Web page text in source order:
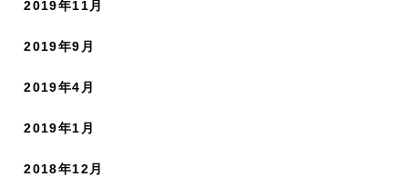
2019年11月
2019年9月
2019年4月
2019年1月
2018年12月